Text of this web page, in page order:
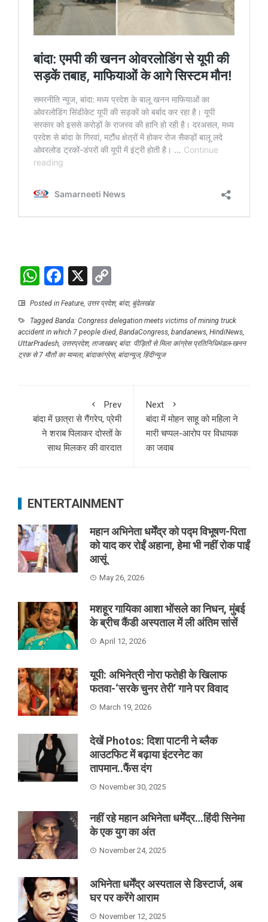
WhatsApp
Facebook
X
Link
Posted in Feature, उत्तर प्रदेश, बांदा, बुंदेलखंड
Tagged Banda: Congress delegation meets victims of mining truck
accident in which 7 people died, BandaCongress, bandanews, HindiNews,
UttarPradesh, उत्तरप्रदेश, ताजाखबर, बांदा: पीड़ितों से मिला कांग्रेस प्रतिनिधिमंडल-खनन
ट्रक से 7 मौतों का मामला, बांदाकांग्रेस, बांदान्यूज, हिंदीन्यूज
Prev
बांदा में छात्रा से गैंगरेप, प्रेमी
ने शराब पिलाकर दोस्तों के
साथ मिलकर की वारदात
Next
बांदा में मोहन साहू को महिला ने
मारी चप्पल-आरोप पर विधायक
का जवाब
ENTERTAINMENT
महान अभिनेता धर्मेंद्र को पद्म विभूषण-पिता
को याद कर रोईं अहाना, हेमा भी नहीं रोक पाईं
आसूं
May 26, 2026
मशहूर गायिका आशा भोंसले का निधन, मुंबई
के ब्रीच कैंडी अस्पताल में ली अंतिम सांसें
April 12, 2026
यूपी: अभिनेत्री नोरा फतेही के खिलाफ
फतवा-‘सरके चुनर तेरी’ गाने पर विवाद
March 19, 2026
देखें Photos: दिशा पाटनी ने ब्लैक
आउटफिट में बढ़ाया इंटरनेट का
तापमान..फैंस दंग
November 30, 2025
नहीं रहे महान अभिनेता धर्मेंद्र…हिंदी सिनेमा
के एक युग का अंत
November 24, 2025
अभिनेता धर्मेंद्र अस्पताल से डिस्टार्ज, अब
घर पर करेंगे आराम
November 12, 2025